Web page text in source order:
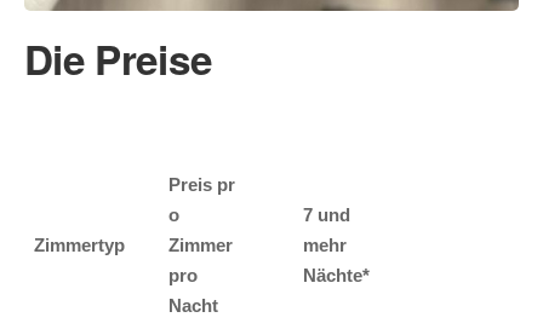
Die Preise
Zimmertyp
Preis pr
o
Zimmer
pro
Nacht
7 und
mehr
Nächte*